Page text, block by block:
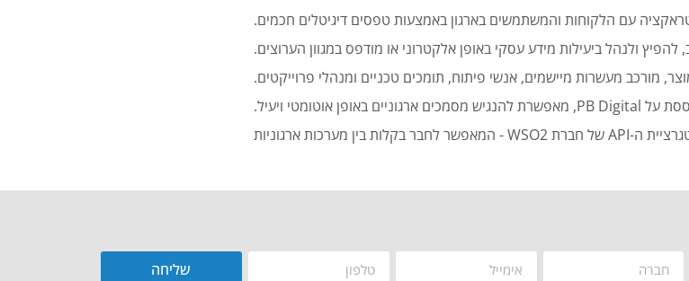
עם הלקוחות והמשתמשים בארגון באמצעות טפסים דיגיטלים חכמים.
ולנהל ביעילות מידע עסקי באופן אלקטרוני או מודפס במגוון הערוצים.
מורכב מעשרות מיישמים, אנשי פיתוח, תומכים טכניים ומנהלי פרוייקטים.
שליחה